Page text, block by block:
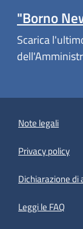
"Borno
Scarica
Note legali
Privacy policy
Dichiarazione di
Leggi le FAQ